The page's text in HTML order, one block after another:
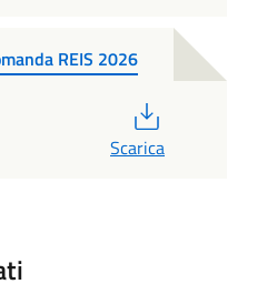
REIS 2026
Scarica